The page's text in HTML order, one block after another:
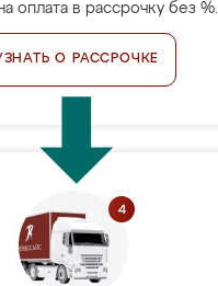
оплата в рассрочку без %.
О РАССРОЧКЕ